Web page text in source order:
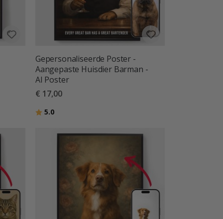
Gepersonaliseerde Poster -
Aangepaste Huisdier Barman -
AI Poster
€ 17,00
Beoordeling:
5.0uit 5 sterren